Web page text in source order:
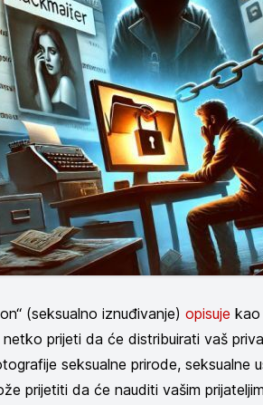
(seksualno iznuđivanje) opisuje kao
prijeti da će distribuirati vaš
seksualne prirode, seksualne
prijetiti da će nauditi vašim